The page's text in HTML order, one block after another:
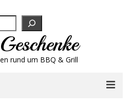
rund um BBQ & Grill